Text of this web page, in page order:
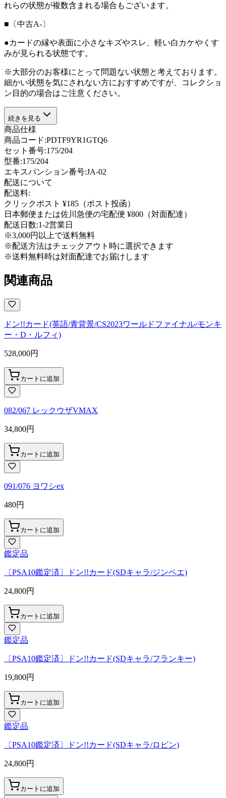
れらの状態が複数含まれる場合もございます。
■〔中古A-〕
●カードの縁や表面に小さなキズやスレ、軽い白カケやくす
みが見られる状態です。
※大部分のお客様にとって問題ない状態と考えております。
細かい状態を気にされない方におすすめですが、コレクショ
ン目的の場合はご注意ください。
続きを見る
商品仕様
商品コード:PDTF9YR1GTQ6
セット番号:175/204
型番:175/204
エキスパンション番号:JA-02
配送について
配送料:
クリックポスト ¥185（ポスト投函）
日本郵便または佐川急便の宅配便 ¥800（対面配達）
配送日数:1-2営業日
※3,000円以上で送料無料
※配送方法はチェックアウト時に選択できます
※送料無料時は対面配達でお届けします
関連商品
ドン!!カード(英語/青背景/CS2023ワールドファイナル/モンキ
ー・D・ルフィ)
528,000円
カートに追加
082/067 レックウザVMAX
34,800円
カートに追加
091/076 ヨワシex
480円
カートに追加
鑑定品
〔PSA10鑑定済〕ドン!!カード(SDキャラ/ジンベエ)
24,800円
カートに追加
鑑定品
〔PSA10鑑定済〕ドン!!カード(SDキャラ/フランキー)
19,800円
カートに追加
鑑定品
〔PSA10鑑定済〕ドン!!カード(SDキャラ/ロビン)
24,800円
カートに追加